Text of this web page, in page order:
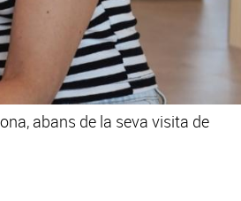
abans de la seva visita de